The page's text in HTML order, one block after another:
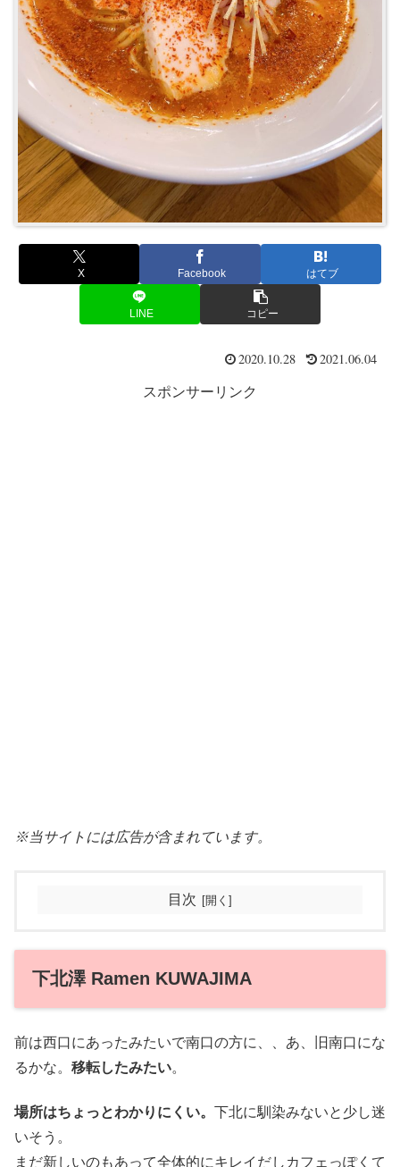
X Facebook はてブ
LINE コピー
2020.10.28 2021.06.04
スポンサーリンク
※当サイトには広告が含まれています。
目次
下北澤 Ramen KUWAJIMA
前は西口にあったみたいで南口の方に、、あ、旧南口にな
るかな。 移転したみたい。
場所はちょっとわかりにくい。 下北に馴染みないと少し迷
いそう。
まだ新しいのもあって全体的にキレイだしカフェっぽくて